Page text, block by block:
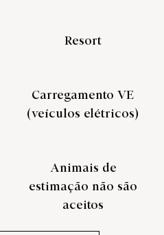
Resort
Carregamento VE
(veículos elétricos)
Animais de
estimação não são
aceitos